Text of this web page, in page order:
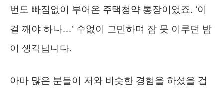
번도 빠짐없이 부어온 주택청약 통장이었죠. ‘이
걸 깨야 하나…’ 수없이 고민하며 잠 못 이루던 밤
이 생각납니다.
아마 많은 분들이 저와 비슷한 경험을 하셨을 겁